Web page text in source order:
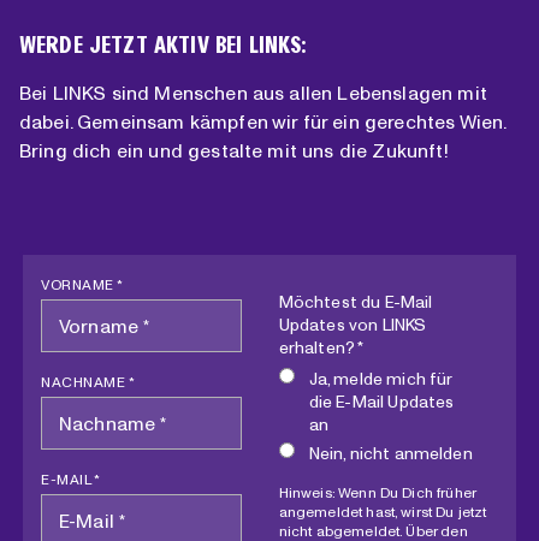
WERDE JETZT AKTIV BEI LINKS:
Bei LINKS sind Menschen aus allen Lebenslagen mit
dabei. Gemeinsam kämpfen wir für ein gerechtes Wien.
Bring dich ein und gestalte mit uns die Zukunft!
VORNAME *
NACHNAME *
E-MAIL *
Möchtest du E-Mail
Updates von LINKS
erhalten? *
Ja, melde mich für
die E-Mail Updates
an
Nein, nicht anmelden
Hinweis: Wenn Du Dich früher
angemeldet hast, wirst Du jetzt
nicht abgemeldet. Über den